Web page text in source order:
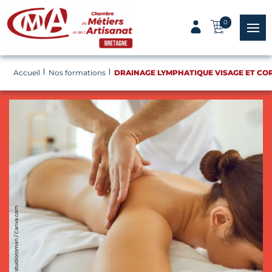
Panneau de gestion des cookies
0
menu
Accueil Nos formations DRAINAGE LYMPHATIQUE VISAGE ET